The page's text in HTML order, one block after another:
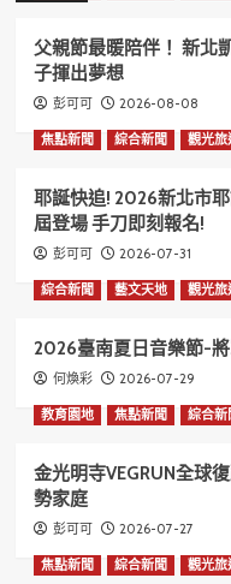
父親節最暖陪伴！ 新
子揮出夢想
彭可可 2026-08-08
焦點新聞 綜合新聞 觀光旅
耶誕快追! 2026新北市
屆登場 手刀即刻報名!
彭可可 2026-07-31
綜合新聞 藝文天地 觀光旅
2026臺南夏日音樂節-
何煥彩 2026-07-29
教育園地 焦點新聞 綜合新
金光明寺VEGRUN全
勢家庭
彭可可 2026-07-27
焦點新聞 綜合新聞 觀光旅